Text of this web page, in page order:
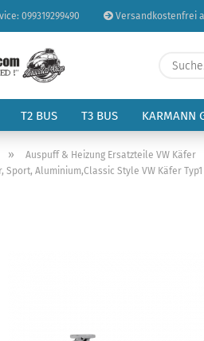
099319299490 Versandkostenfrei
T2 BUS T3 BUS KARMANN
» Auspuff & Heizung Ersatzteile VW Käfer
Aluminium,Classic Style VW Käfer